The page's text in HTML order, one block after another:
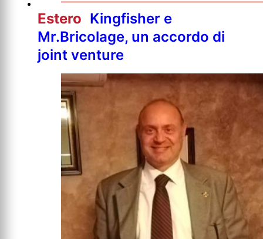
Estero Kingfisher e
Mr.Bricolage, un accordo di
joint venture